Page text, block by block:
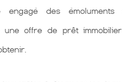
engagé des
une offre de prêt